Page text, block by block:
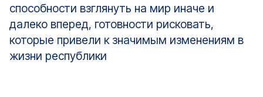
способности взглянуть на мир иначе и
далеко вперед, готовности рисковать,
которые привели к значимым изменениям в
жизни республики